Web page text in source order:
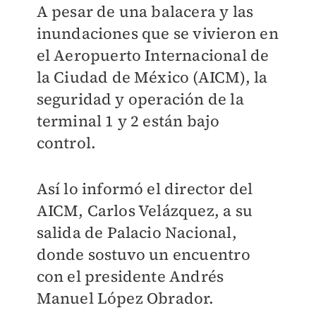
A pesar de una balacera y las
inundaciones que se vivieron en
el Aeropuerto Internacional de
la Ciudad de México (AICM), la
seguridad y operación de la
terminal 1 y 2 están bajo
control.
Así lo informó el director del
AICM, Carlos Velázquez, a su
salida de Palacio Nacional,
donde sostuvo un encuentro
con el presidente Andrés
Manuel López Obrador.